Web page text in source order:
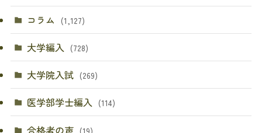
コラム (1,127)
大学編入 (728)
大学院入試 (269)
医学部学士編入 (114)
合格者の声 (19)